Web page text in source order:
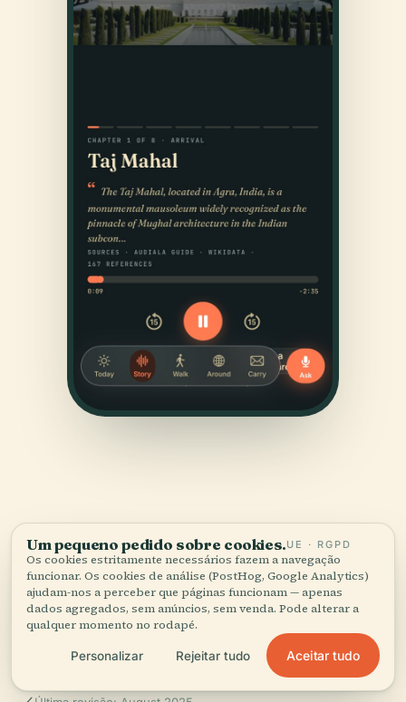
FONTES
Verificado,e mostrado.
Pesquisado e escrito pela equipa editorial da Audiala a
partir de registos históricos, arquivos de arquitetura e
conhecimento local.
Um pequeno pedido sobre cookies.UE · RGPD
Os cookies estritamente necessários fazem a navegação
funcionar. Os cookies de análise (PostHog, Google Analytics)
ajudam-nos a perceber que páginas funcionam — apenas
dados agregados, sem anúncios, sem venda. Pode alterar a
qualquer momento no rodapé.
Personalizar Rejeitar tudo Aceitar tudo